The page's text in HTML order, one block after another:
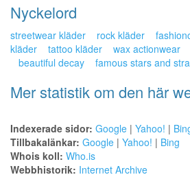
Nyckelord
streetwear kläder rock kläder
kläder
tattoo kläder wax actionwear
beautiful decay
famous stars and
Mer statistik om den här
Indexerade sidor: Google | Yahoo! |
Tillbakalänkar: Google | Yahoo! | Bing
Whois koll: Who.is
Webbhistorik: Internet Archive